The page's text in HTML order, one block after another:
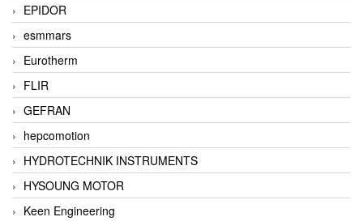
EPIDOR
esmmars
Eurotherm
FLIR
GEFRAN
hepcomotion
HYDROTECHNIK INSTRUMENTS
HYSOUNG MOTOR
Keen Engineering